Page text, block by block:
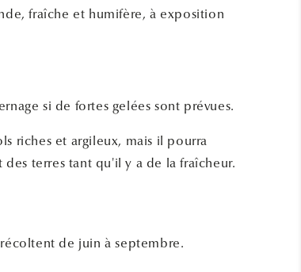
fraîche et humifère, à exposition
si de fortes gelées sont prévues.
riches et argileux, mais il pourra
terres tant qu'il y a de la fraîcheur.
de juin à septembre.